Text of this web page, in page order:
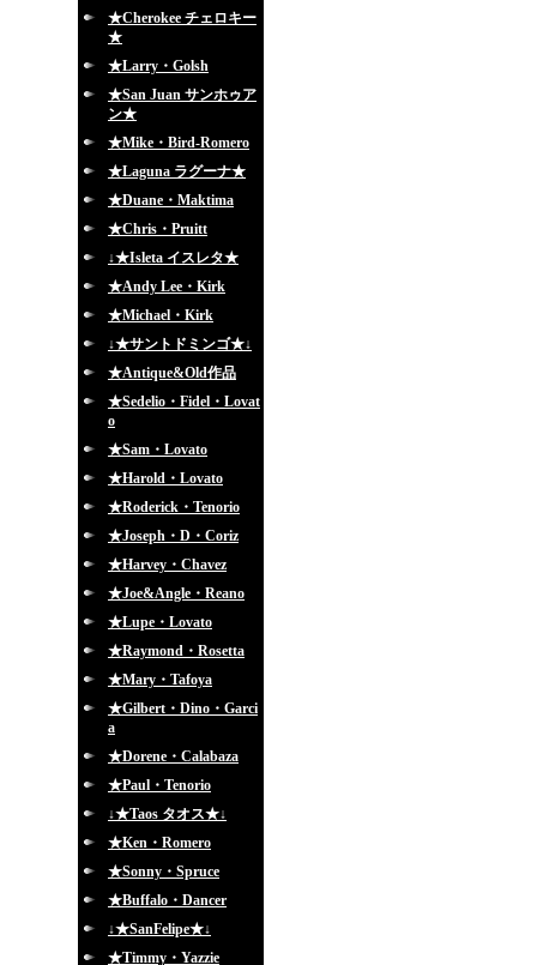
★Cherokee チェロキー
★
★Larry・Golsh
★San Juan サンホゥア
ン★
★Mike・Bird-Romero
★Laguna ラグーナ★
★Duane・Maktima
★Chris・Pruitt
↓★Isleta イスレタ★
★Andy Lee・Kirk
★Michael・Kirk
↓★サントドミンゴ★↓
★Antique&Old作品
★Sedelio・Fidel・Lovat
o
★Sam・Lovato
★Harold・Lovato
★Roderick・Tenorio
★Joseph・D・Coriz
★Harvey・Chavez
★Joe&Angle・Reano
★Lupe・Lovato
★Raymond・Rosetta
★Mary・Tafoya
★Gilbert・Dino・Garci
a
★Dorene・Calabaza
★Paul・Tenorio
↓★Taos タオス★↓
★Ken・Romero
★Sonny・Spruce
★Buffalo・Dancer
↓★SanFelipe★↓
★Timmy・Yazzie